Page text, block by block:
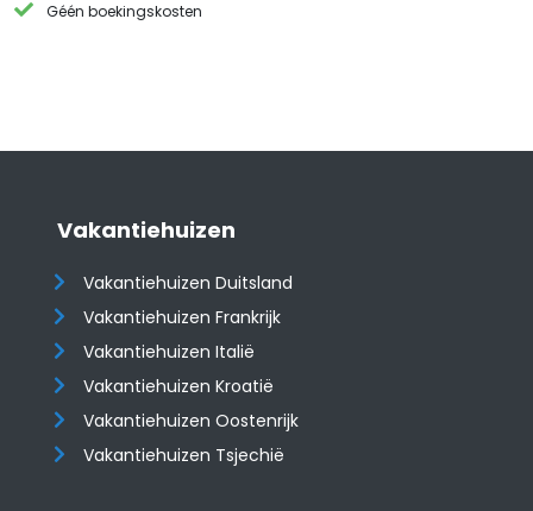
Géén boekingskosten
Vakantiehuizen
Vakantiehuizen Duitsland
Vakantiehuizen Frankrijk
Vakantiehuizen Italië
Vakantiehuizen Kroatië
​​​​​​​Vakantiehuizen Oostenrijk
Vakantiehuizen Tsjechië